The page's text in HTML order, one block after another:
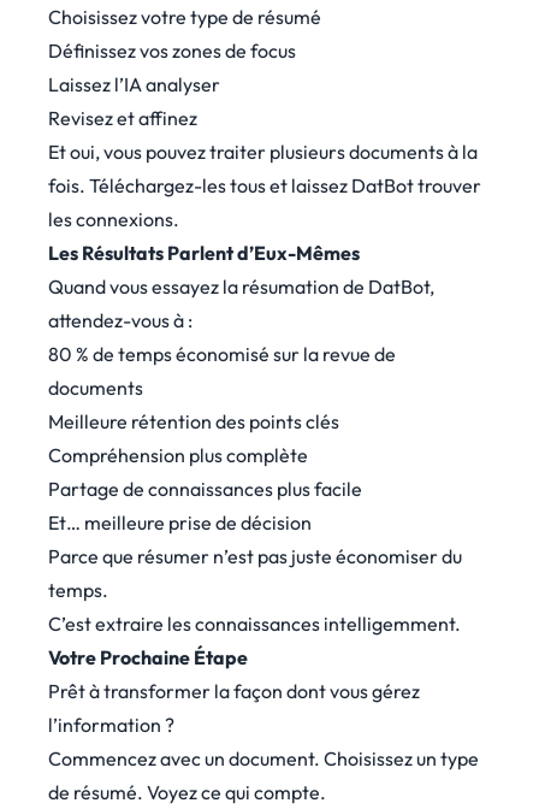
Choisissez votre type de résumé
Définissez vos zones de focus
Laissez l’IA analyser
Revisez et affinez
Et oui, vous pouvez traiter plusieurs documents à la
fois. Téléchargez-les tous et laissez DatBot trouver
les connexions.
Les Résultats Parlent d’Eux-Mêmes
Quand vous essayez la résumation de DatBot,
attendez-vous à :
80 % de temps économisé sur la revue de
documents
Meilleure rétention des points clés
Compréhension plus complète
Partage de connaissances plus facile
Et… meilleure prise de décision
Parce que résumer n’est pas juste économiser du
temps.
C’est extraire les connaissances intelligemment.
Votre Prochaine Étape
Prêt à transformer la façon dont vous gérez
l’information ?
Commencez avec un document. Choisissez un type
de résumé. Voyez ce qui compte.